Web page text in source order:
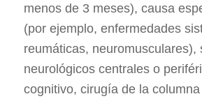
menos de 3 meses), causa
(por ejemplo, enfermedades
reumáticas, neuromusculares),
neurológicos centrales o
cognitivo, cirugía de la